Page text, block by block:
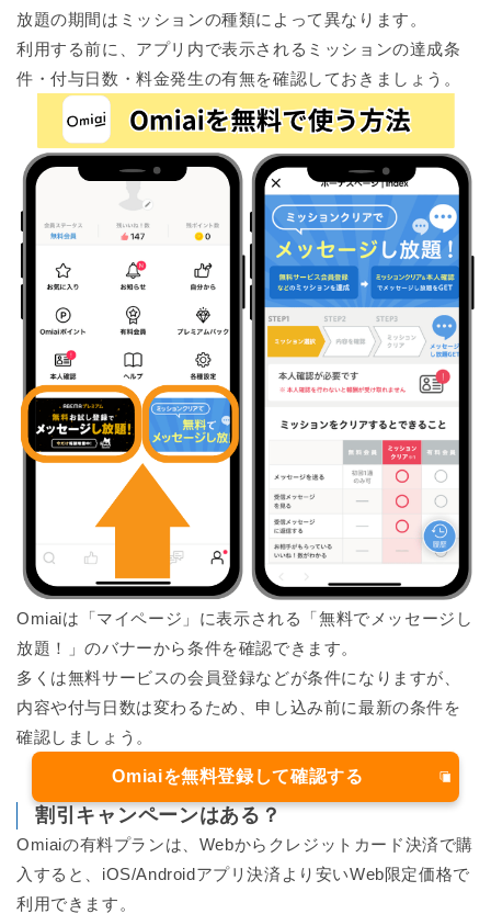
放題の期間はミッションの種類によって異なります。
利用する前に、アプリ内で表示されるミッションの達成条
件・付与日数・料金発生の有無を確認しておきましょう。
Omiaiは「マイページ」に表示される「無料でメッセージし
放題！」のバナーから条件を確認できます。
多くは無料サービスの会員登録などが条件になりますが、
内容や付与日数は変わるため、申し込み前に最新の条件を
確認しましょう。
Omiaiを無料登録して確認する
割引キャンペーンはある？
Omiaiの有料プランは、Webからクレジットカード決済で購
入すると、iOS/Androidアプリ決済より安いWeb限定価格で
利用できます。